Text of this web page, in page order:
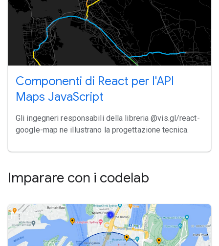
Componenti di React per l'API
Maps JavaScript
Gli ingegneri responsabili della libreria @vis.gl/react-
google-map ne illustrano la progettazione tecnica.
Imparare con i codelab